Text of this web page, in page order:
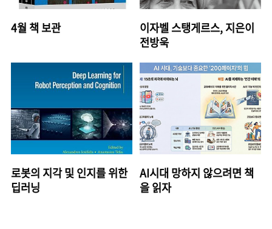
4월 책 보관
이자벨 스탱게르스, 지은이
전방욱
로봇의 지각 및 인지를 위한
딥러닝
AI시대 망하지 않으려면 책
을 읽자